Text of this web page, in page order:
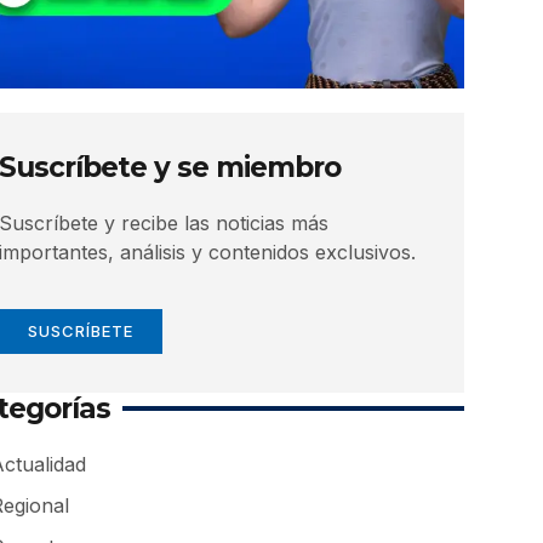
Suscríbete y se miembro
Suscríbete y recibe las noticias más
importantes, análisis y contenidos exclusivos.
SUSCRÍBETE